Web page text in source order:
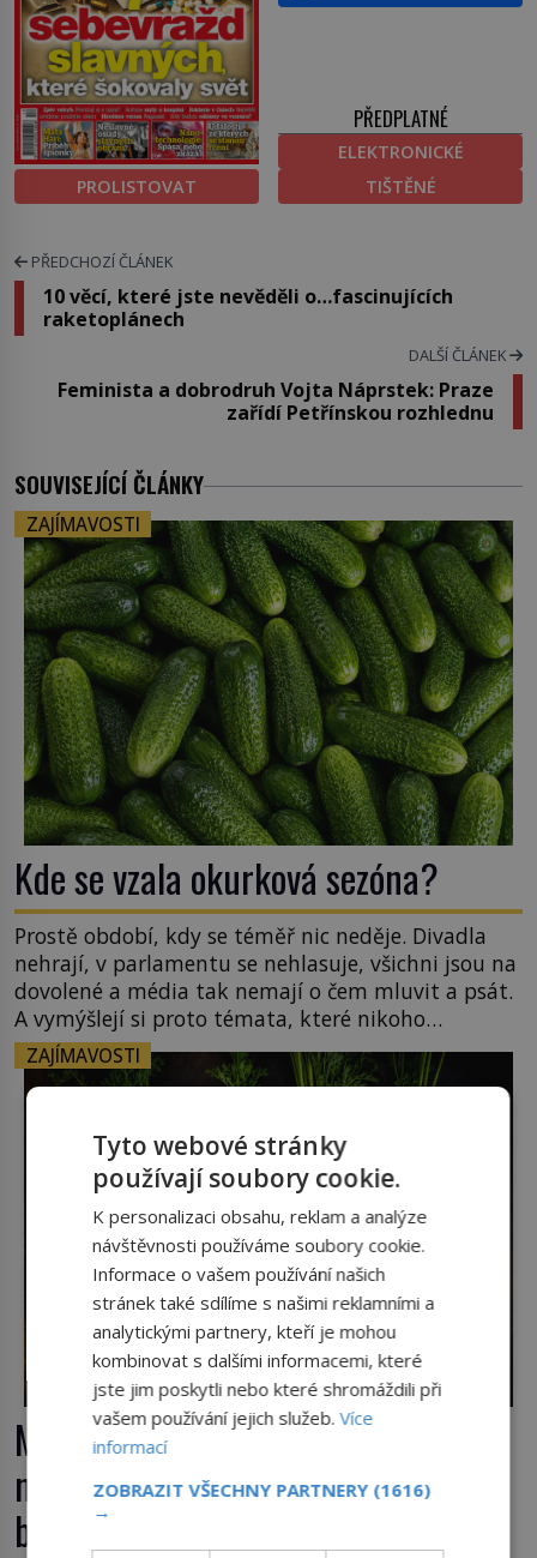
PROLISTOVAT
PŘEDPLATNÉ
ELEKTRONICKÉ
TIŠTĚNÉ
PŘEDCHOZÍ ČLÁNEK
10 věcí, které jste nevěděli o…fascinujících
raketoplánech
DALŠÍ ČLÁNEK
Feminista a dobrodruh Vojta Náprstek: Praze
zařídí Petřínskou rozhlednu
SOUVISEJÍCÍ ČLÁNKY
ZAJÍMAVOSTI
Kde se vzala okurková sezóna?
Prostě období, kdy se téměř nic neděje. Divadla
nehrají, v parlamentu se nehlasuje, všichni jsou na
dovolené a média tak nemají o čem mluvit a psát.
A vymýšlejí si proto témata, které nikoho
nezajímají. Proč je však ona letní doba spojovaná
zrovna s okurkami? Okurkovou sezónu známe už
od poloviny 19. století, ovšem jako Češi […]
ZAJÍMAVOSTI
Mrkev není jen oranžová. Její
neuvěřitelný příběh začíná fialovou
barvou
Tyto webové stránky
používají soubory cookie.
K personalizaci obsahu, reklam a analýze
návštěvnosti používáme soubory cookie.
Informace o vašem používání našich
stránek také sdílíme s našimi reklamními a
analytickými partnery, kteří je mohou
kombinovat s dalšími informacemi, které
jste jim poskytli nebo které shromáždili při
vašem používání jejich služeb.Více
informací
ZOBRAZIT VŠECHNY PARTNERY (1616)
→